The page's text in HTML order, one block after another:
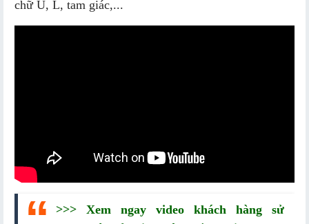
chữ U, L, tam giác,...
>>> Xem ngay video khách hàng sử